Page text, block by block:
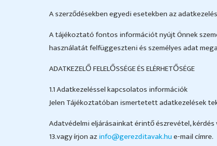
A szerződésekben egyedi esetekben az
A tájékoztató fontos információt nyújt Önnek
használatát felfüggeszteni és személyes adat
ADATKEZELŐ FELELŐSSÉGE ÉS ELÉRHETŐSÉGE
1.1 Adatkezeléssel kapcsolatos információk
Jelen Tájékoztatóban ismertetett adatkezelések
Adatvédelmi eljárásainkat érintő észrevétel,
13.vagy írjon azinfo@gerezditavak.hue-mail címre.